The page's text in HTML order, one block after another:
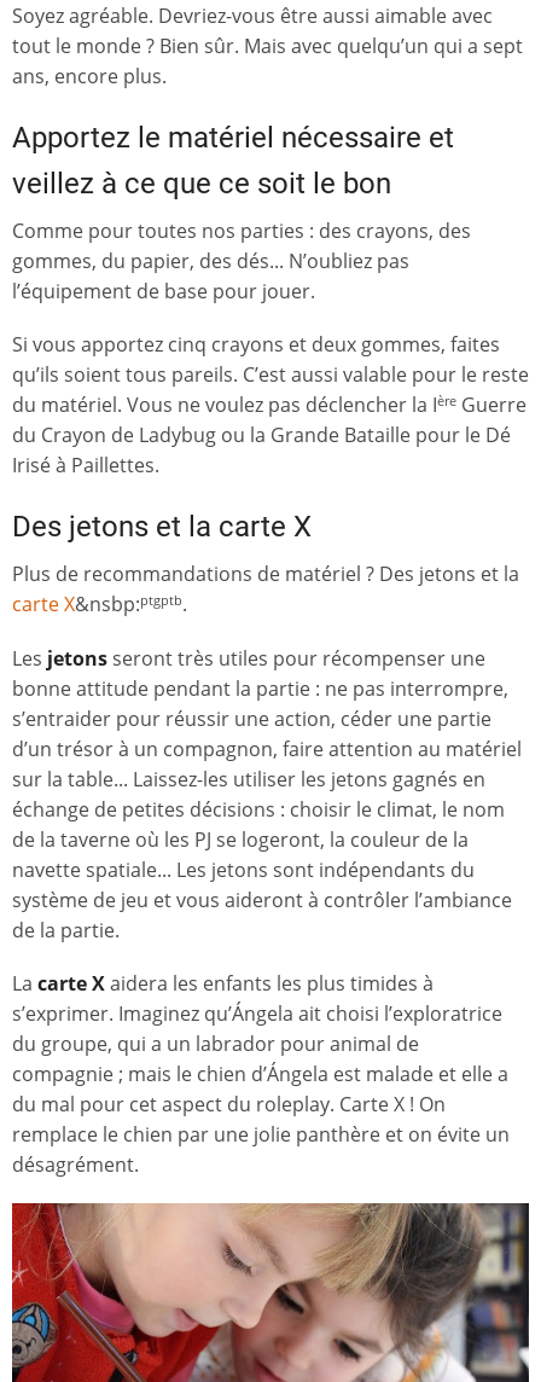
Soyez agréable. Devriez-vous être aussi aimable avec
tout le monde ? Bien sûr. Mais avec quelqu’un qui a sept
ans, encore plus.
Apportez le matériel nécessaire et
veillez à ce que ce soit le bon
Comme pour toutes nos parties : des crayons, des
gommes, du papier, des dés... N’oubliez pas
l’équipement de base pour jouer.
Si vous apportez cinq crayons et deux gommes, faites
qu’ils soient tous pareils. C’est aussi valable pour le reste
du matériel. Vous ne voulez pas déclencher la Ière Guerre
du Crayon de Ladybug ou la Grande Bataille pour le Dé
Irisé à Paillettes.
Des jetons et la carte X
Plus de recommandations de matériel ? Des jetons et la
carte X&nsbp:ptgptb.
Les jetonsseront très utiles pour récompenser une
bonne attitude pendant la partie : ne pas interrompre,
s’entraider pour réussir une action, céder une partie
d’un trésor à un compagnon, faire attention au matériel
sur la table... Laissez-les utiliser les jetons gagnés en
échange de petites décisions : choisir le climat, le nom
de la taverne où les PJ se logeront, la couleur de la
navette spatiale... Les jetons sont indépendants du
système de jeu et vous aideront à contrôler l’ambiance
de la partie.
La carte Xaidera les enfants les plus timides à
s’exprimer. Imaginez qu’Ángela ait choisi l’exploratrice
du groupe, qui a un labrador pour animal de
compagnie ; mais le chien d’Ángela est malade et elle a
du mal pour cet aspect du roleplay. Carte X ! On
remplace le chien par une jolie panthère et on évite un
désagrément.